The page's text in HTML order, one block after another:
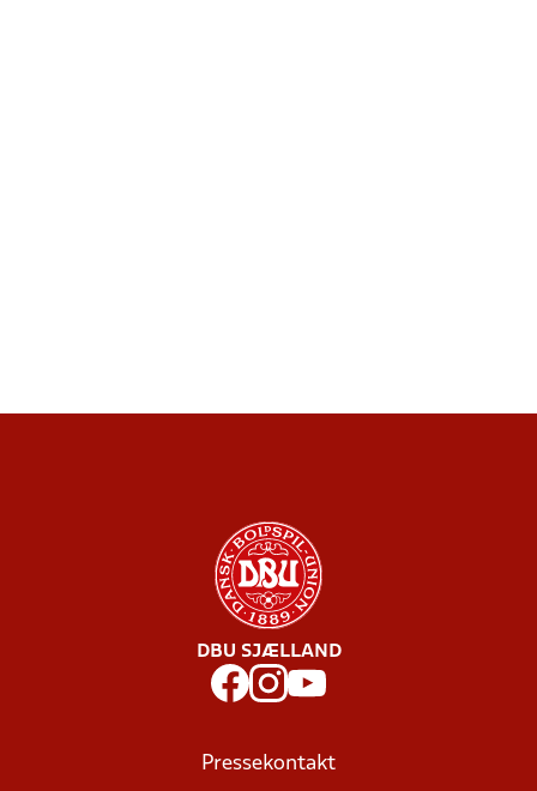
DBU SJÆLLAND
Pressekontakt